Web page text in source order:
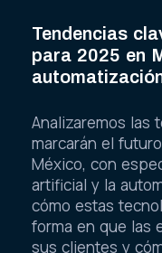
Tendencias
para 2025 en
Analizaremos las
marcarán el
México, con
artificial y la
cómo estas
forma en que las
sus clientes y